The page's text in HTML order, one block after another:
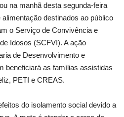
na manhã desta segunda-feira
destinados ao público
o Serviço de Convivência e
Idosos (SCFVI). A ação
de Desenvolvimento e
beneficiará as famílias assistidas
PETI e CREAS.
do isolamento social devido a